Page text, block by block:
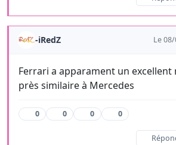
-iRedZ Le
Ferrari a apparament un excellent
près similaire à Mercedes
0 0 0 0